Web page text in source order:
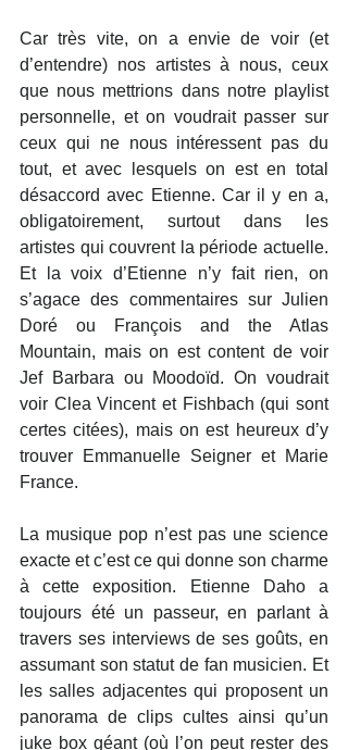
Car très vite, on a envie de voir (et
d’entendre) nos artistes à nous, ceux
que nous mettrions dans notre playlist
personnelle, et on voudrait passer sur
ceux qui ne nous intéressent pas du
tout, et avec lesquels on est en total
désaccord avec Etienne. Car il y en a,
obligatoirement, surtout dans les
artistes qui couvrent la période actuelle.
Et la voix d’Etienne n’y fait rien, on
s’agace des commentaires sur Julien
Doré ou François and the Atlas
Mountain, mais on est content de voir
Jef Barbara ou Moodoïd. On voudrait
voir Clea Vincent et Fishbach (qui sont
certes citées), mais on est heureux d’y
trouver Emmanuelle Seigner et Marie
France.
La musique pop n’est pas une science
exacte et c’est ce qui donne son charme
à cette exposition. Etienne Daho a
toujours été un passeur, en parlant à
travers ses interviews de ses goûts, en
assumant son statut de fan musicien. Et
les salles adjacentes qui proposent un
panorama de clips cultes ainsi qu’un
juke box géant (où l’on peut rester des